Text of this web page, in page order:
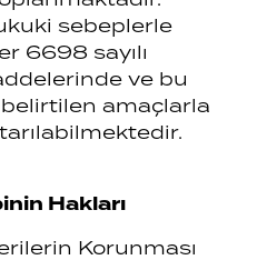
sebeplerle
6698 sayılı
ve bu
belirtilen amaçlarla
Hakları
Korunması